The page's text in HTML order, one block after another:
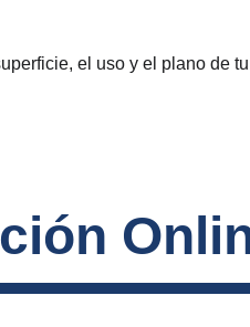
el uso y el plano de